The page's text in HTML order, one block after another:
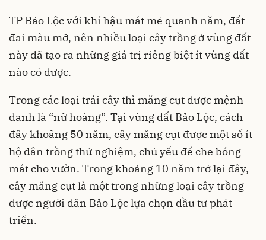
TP Bảo Lộc với khí hậu mát mẻ quanh năm, đất
đai màu mỡ, nên nhiều loại cây trồng ở vùng đất
này đã tạo ra những giá trị riêng biệt ít vùng đất
nào có được.
Trong các loại trái cây thì măng cụt được mệnh
danh là “nữ hoàng”. Tại vùng đất Bảo Lộc, cách
đây khoảng 50 năm, cây măng cụt được một số ít
hộ dân trồng thử nghiệm, chủ yếu để che bóng
mát cho vườn. Trong khoảng 10 năm trở lại đây,
cây măng cụt là một trong những loại cây trồng
được người dân Bảo Lộc lựa chọn đầu tư phát
triển.